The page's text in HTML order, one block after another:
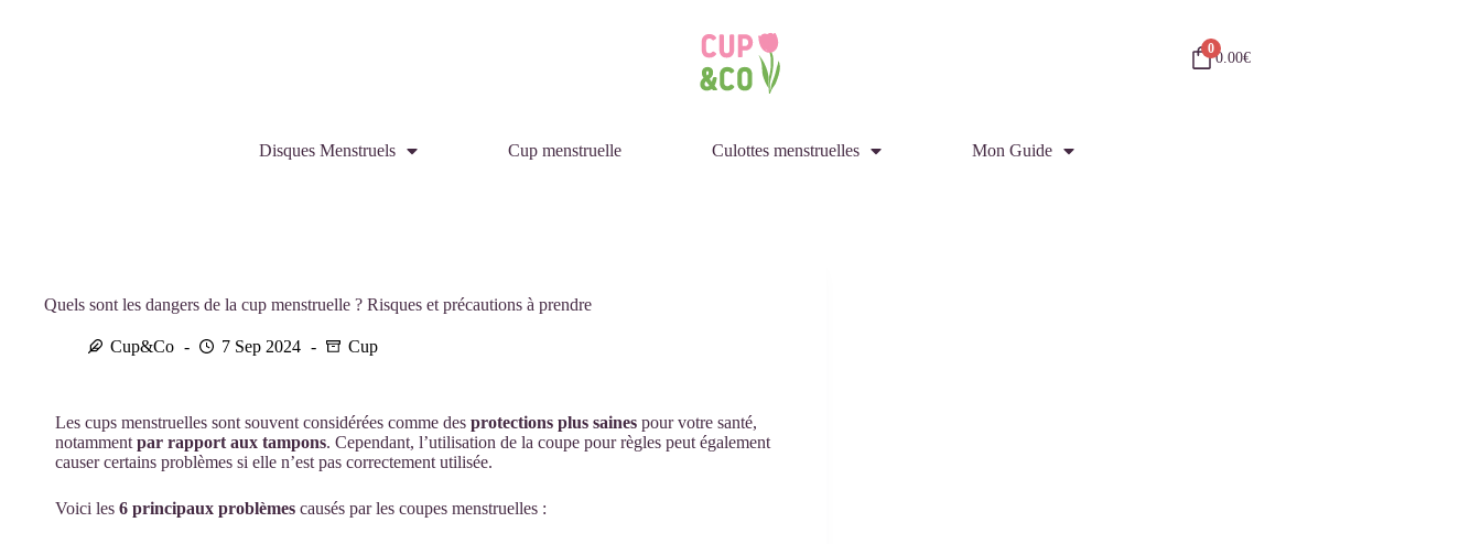
0
0.00€
Disques Menstruels Cup menstruelle Culottes menstruelles Mon Guide
Quels sont les dangers de la cup menstruelle ? Risques et précautions à prendre
Cup&Co 7 Sep 2024 Cup
Les cups menstruelles sont souvent considérées comme des protections plus saines pour votre santé,
notamment par rapport aux tampons. Cependant, l’utilisation de la coupe pour règles peut également
causer certains problèmes si elle n’est pas correctement utilisée.
Voici les 6 principaux problèmes causés par les coupes menstruelles :